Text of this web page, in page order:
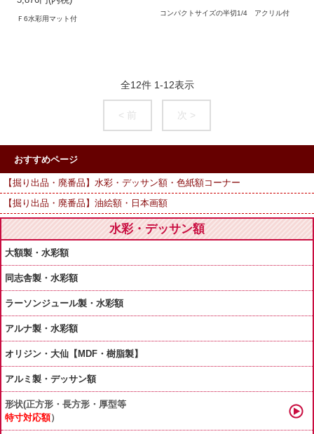
Ｆ6水彩用マット付
コンパクトサイズの半切1/4 アクリル付
全12件 1-12表示
< 前 次 >
おすすめページ
【掘り出品・廃番品】水彩・デッサン額・色紙額コーナー
【掘り出品・廃番品】油絵額・日本画額
水彩・デッサン額
大額製・水彩額
同志舎製・水彩額
ラーソンジュール製・水彩額
アルナ製・水彩額
オリジン・大仙【MDF・樹脂製】
アルミ製・デッサン額
形状(正方形・長方形・厚型等
特寸対応額）